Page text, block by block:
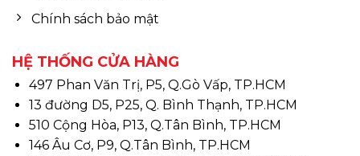
Chính sách bảo mật
HỆ THỐNG CỬA HÀNG
497 Phan Văn Trị, P5, Q.Gò Vấp, TP.HCM
13 đường D5, P25, Q. Bình Thạnh, TP.HCM
510 Cộng Hòa, P13, Q.Tân Bình, TP.HCM
146 Âu Cơ, P9, Q.Tân Bình, TP.HCM